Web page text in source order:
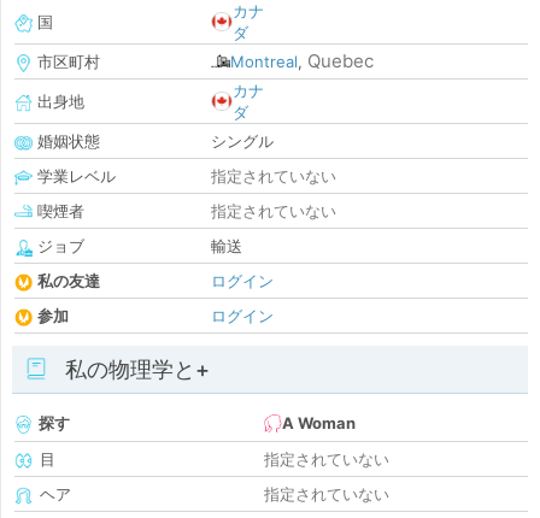
国
カナ
ダ
市区町村
Montreal, Quebec
出身地
カナ
ダ
婚姻状態
シングル
学業レベル
指定されていない
喫煙者
指定されていない
ジョブ
輸送
私の友達
ログイン
参加
ログイン
私の物理学と+
探す
A Woman
目
指定されていない
ヘア
指定されていない